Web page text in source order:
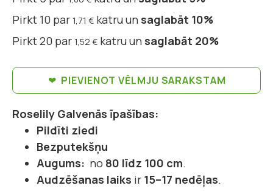
Pirkt 10 par 1,71 € katru un saglabāt 10%
Pirkt 20 par 1,52 € katru un saglabāt 20%
PIEVIENOT VĒLMJU SARAKSTAM
Roselily Galvenās īpašības:
Pildīti ziedi
Bezputekšņu
Augums: no 80 līdz 100 cm.
Audzēšanas laiks ir 15–17 nedēļas.